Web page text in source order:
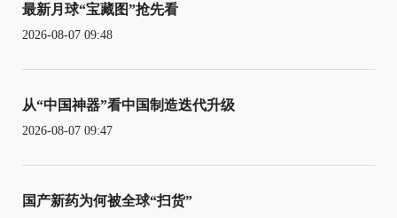
最新月球“宝藏图”抢先看
2026-08-07 09:48
从“中国神器”看中国制造迭代升级
2026-08-07 09:47
国产新药为何被全球“扫货”